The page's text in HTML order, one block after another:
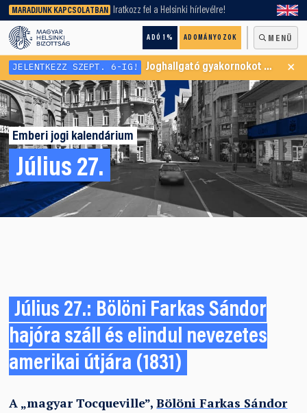
MARADJUNK KAPCSOLATBAN Iratkozz fel a Helsinki hírlevélre!
ADÓ 1% ADOMÁNYOZOK MENÜ
keresőnket!
JELENTKEZZ SZEPT. 6-IG! Joghallgató gyakornokot keresünk Menekültügyi Programunkba ×
Emberi jogi kalendárium
Július 27.
Július 27.: Bölöni Farkas Sándor
hajóra száll és elindul nevezetes
amerikai útjára (1831)
A „magyar Tocqueville”,Bölöni Farkas Sándor